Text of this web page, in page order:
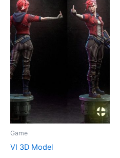
Game
VI 3D Model